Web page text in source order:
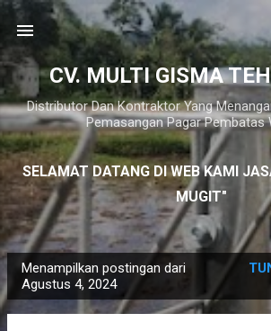
Langsung ke konten
CV. MULTI GISMA
Distributor Dan Kontraktor Yang
Pemasangan Pagar Pembatas
SELAMAT DATANG DI WEB KAMI
MUGIT"
s
Menampilkan postingan dari
Agustus 4, 2024